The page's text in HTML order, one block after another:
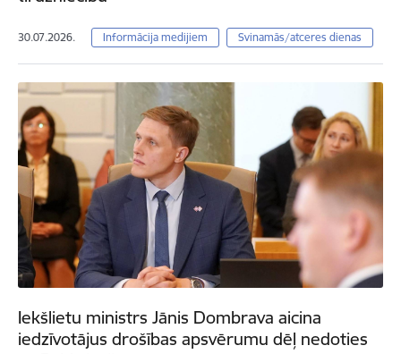
30.07.2026. Informācija medijiem Svinamās/atceres dienas
Iekšlietu ministrs Jānis Dombrava aicina
iedzīvotājus drošības apsvērumu dēļ nedoties